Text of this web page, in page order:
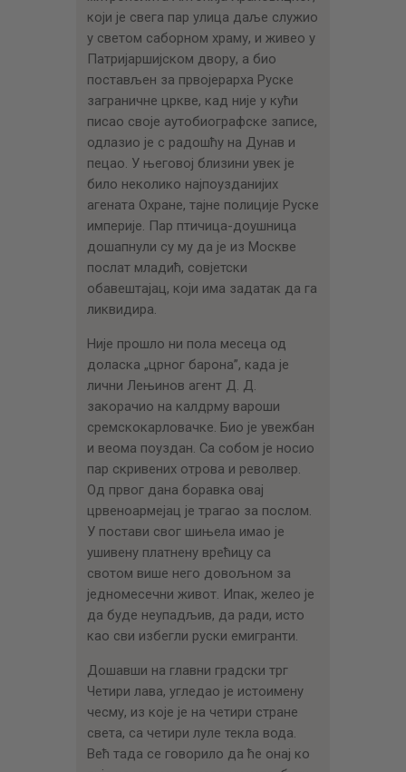
који је свега пар улица даље служио
у светом саборном храму, и живео у
Патријаршијском двору, а био
постављен за првојерарха Руске
заграничне цркве, кад није у кући
писао своје аутобиографске записе,
одлазио је с радошћу на Дунав и
пецао. У његовој близини увек је
било неколико најпоузданијих
агената Охране, тајне полиције Руске
империје. Пар птичица-доушница
дошапнули су му да је из Москве
послат младић, совјетски
обавештајац, који има задатак да га
ликвидира.
Није прошло ни пола месеца од
доласка „црног барона”, када је
лични Лењинов агент Д. Д.
закорачио на калдрму вароши
сремскокарловачке. Био је увежбан
и веома поуздан. Са собом је носио
пар скривених отрова и револвер.
Од првог дана боравка овај
црвеноармејац је трагао за послом.
У постави свог шињела имао је
ушивену платнену врећицу са
свотом више него довољном за
једномесечни живот. Ипак, желео је
да буде неупадљив, да ради, исто
као сви избегли руски емигранти.
Дошавши на главни градски трг
Четири лава, угледао је истоимену
чесму, из које је на четири стране
света, са четири луле текла вода.
Већ тада се говорило да ће онај ко